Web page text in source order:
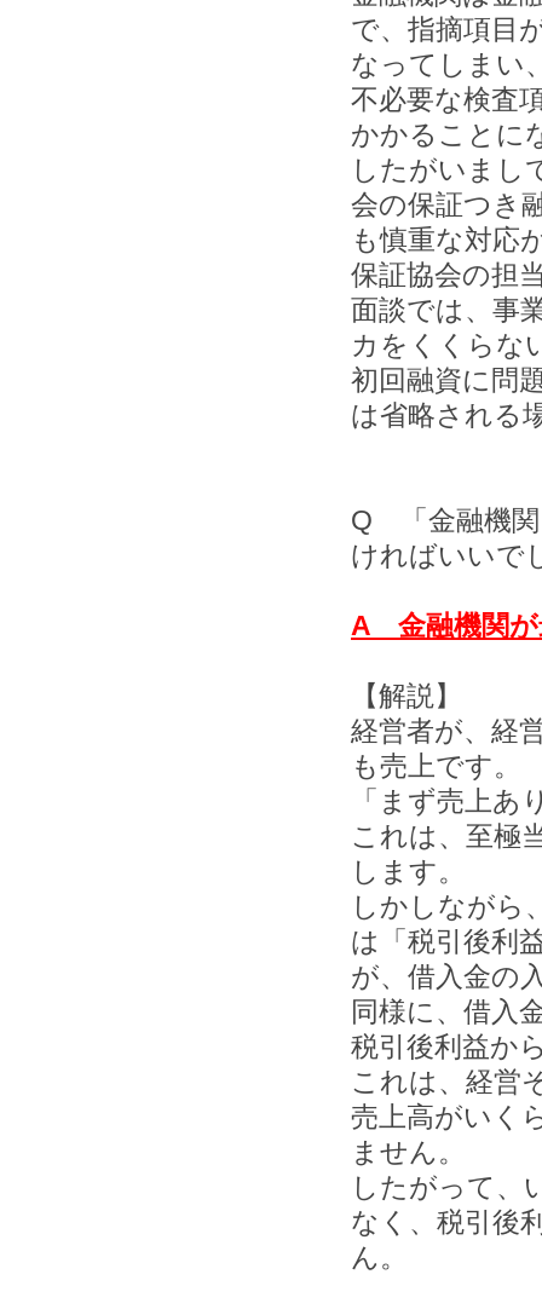
で、指摘項目
なってしまい
不必要な検査
かかることに
したがいまし
会の保証つき
も慎重な対応
保証協会の担
面談では、事
カをくくらな
初回融資に問
は省略される
Q 「金融機関
ければいいで
A 金融機関が
【解説】
経営者が、経
も売上です。
「まず売上あ
これは、至極
します。
しかしながら
は「税引後利
が、借入金の
同様に、借入
税引後利益か
これは、経営
売上高がいく
ません。
したがって、
なく、税引後
ん。